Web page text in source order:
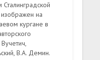
на
кургане в
В.А. Демин.